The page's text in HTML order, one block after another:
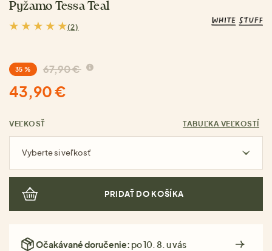
Pyžamo Tessa Teal
(2)
35 % 67,90 €
43,90 €
VEĽKOSŤ TABUĽKA VEĽKOSTÍ
Vyberte si veľkosť
PRIDAŤ DO KOŠÍKA
Očakávané doručenie: po 10. 8. u vás